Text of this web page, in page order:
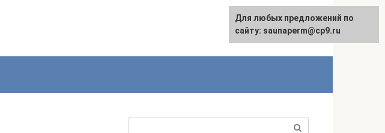
Для любых предложений по
сайту: saunaperm@cp9.ru